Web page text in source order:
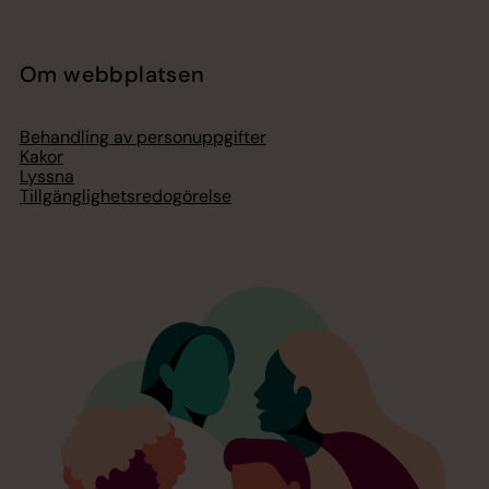
Om webbplatsen
Behandling av personuppgifter
Kakor
Lyssna
Tillgänglighetsredogörelse